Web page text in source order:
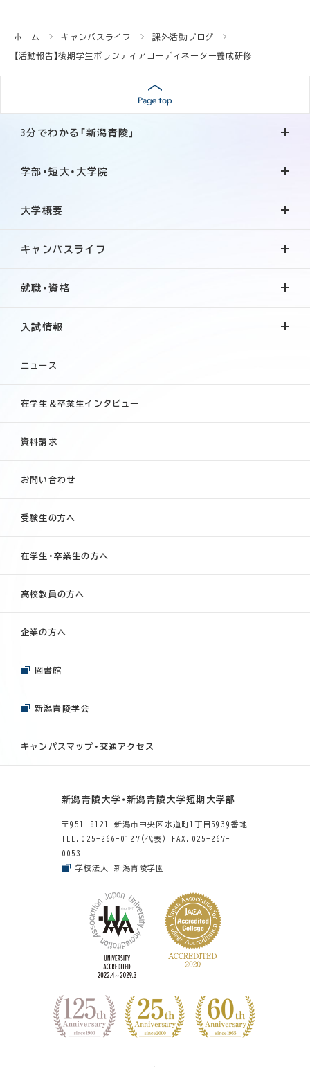
ホーム キャンパスライフ 課外活動ブログ
【活動報告】後期学生ボランティアコーディネーター養成研修
3分でわかる「新潟青陵」
学部・短大・大学院
大学概要
キャンパスライフ
就職・資格
入試情報
ニュース
在学生＆卒業生インタビュー
資料請求
お問い合わせ
受験生の方へ
在学生・卒業生の方へ
高校教員の方へ
企業の方へ
図書館
新潟青陵学会
キャンパスマップ・交通アクセス
新潟青陵大学・新潟青陵大学短期大学部
〒951-8121 新潟市中央区水道町1丁目5939番地
TEL. 025-266-0127(代表)
FAX.025-267-
0053
学校法人 新潟青陵学園